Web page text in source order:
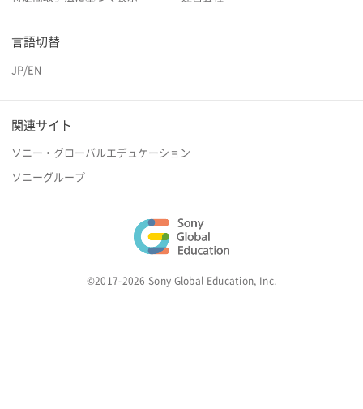
言語切替
JP/EN
関連サイト
ソニー・グローバルエデュケーション
ソニーグループ
©2017-2026 Sony Global Education, Inc.